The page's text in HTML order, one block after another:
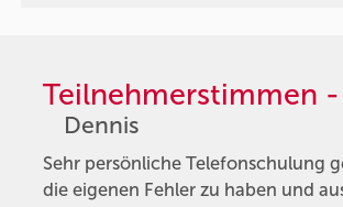
Teilnehmerstimmen
Dennis
Sehr persönliche Telefonschulung
die eigenen Fehler zu haben und